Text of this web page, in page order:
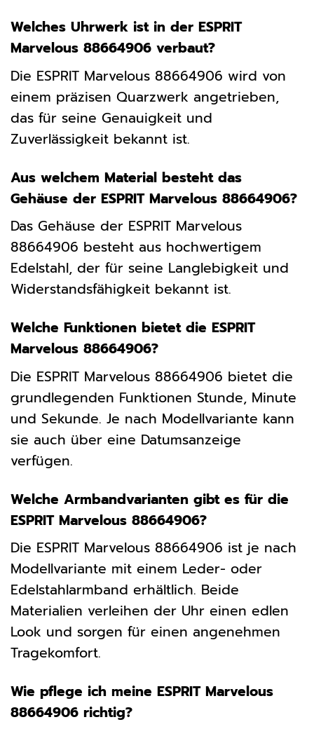
Welches Uhrwerk ist in der ESPRIT
Marvelous 88664906 verbaut?
Die ESPRIT Marvelous 88664906 wird von
einem präzisen Quarzwerk angetrieben,
das für seine Genauigkeit und
Zuverlässigkeit bekannt ist.
Aus welchem Material besteht das
Gehäuse der ESPRIT Marvelous 88664906?
Das Gehäuse der ESPRIT Marvelous
88664906 besteht aus hochwertigem
Edelstahl, der für seine Langlebigkeit und
Widerstandsfähigkeit bekannt ist.
Welche Funktionen bietet die ESPRIT
Marvelous 88664906?
Die ESPRIT Marvelous 88664906 bietet die
grundlegenden Funktionen Stunde, Minute
und Sekunde. Je nach Modellvariante kann
sie auch über eine Datumsanzeige
verfügen.
Welche Armbandvarianten gibt es für die
ESPRIT Marvelous 88664906?
Die ESPRIT Marvelous 88664906 ist je nach
Modellvariante mit einem Leder- oder
Edelstahlarmband erhältlich. Beide
Materialien verleihen der Uhr einen edlen
Look und sorgen für einen angenehmen
Tragekomfort.
Wie pflege ich meine ESPRIT Marvelous
88664906 richtig?